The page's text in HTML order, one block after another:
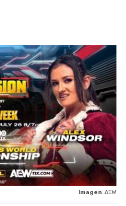
Imagen: AEW